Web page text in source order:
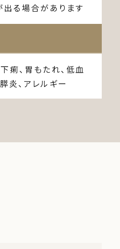
る場合があります
痢、胃もたれ、低血
炎、アレルギー